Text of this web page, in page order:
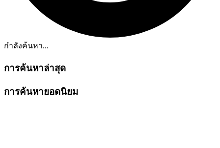
กำลังค้นหา...
การค้นหาล่าสุด
การค้นหายอดนิยม